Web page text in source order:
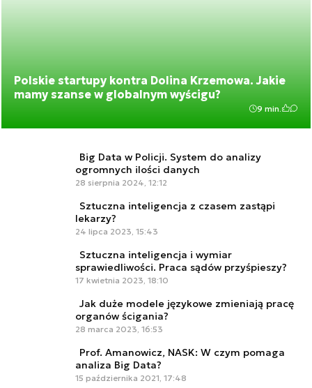
Polskie startupy kontra Dolina Krzemowa. Jakie
mamy szanse w globalnym wyścigu?
9 min.
Big Data w Policji. System do analizy
ogromnych ilości danych
28 sierpnia 2024, 12:12
Sztuczna inteligencja z czasem zastąpi
lekarzy?
24 lipca 2023, 15:43
Sztuczna inteligencja i wymiar
sprawiedliwości. Praca sądów przyśpieszy?
17 kwietnia 2023, 18:10
Jak duże modele językowe zmieniają pracę
organów ścigania?
28 marca 2023, 16:53
Prof. Amanowicz, NASK: W czym pomaga
analiza Big Data?
15 października 2021, 17:48